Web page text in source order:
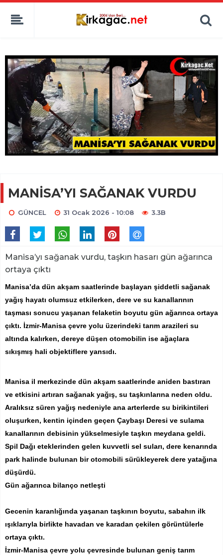
MANİSA’YI SAĞANAK VURDU
GÜNCEL 31 Ocak 2026 - 10:08 3.3B
Manisa’yı sağanak vurdu, taşkın hasarı gün ağarınca
ortaya çıktı
Manisa’da dün akşam saatlerinde başlayan şiddetli sağanak
yağış hayatı olumsuz etkilerken, dere ve su kanallarının
taşması sonucu yaşanan felaketin boyutu gün ağarınca ortaya
çıktı. İzmir-Manisa çevre yolu üzerindeki tarım arazileri su
altında kalırken, dereye düşen otomobilin ise ağaçlara
sıkışmış hali objektiflere yansıdı.
Manisa il merkezinde dün akşam saatlerinde aniden bastıran
ve etkisini artıran sağanak yağış, su taşkınlarına neden oldu.
Aralıksız süren yağış nedeniyle ana arterlerde su birikintileri
oluşurken, kentin içinden geçen Çaybaşı Deresi ve sulama
kanallarının debisinin yükselmesiyle taşkın meydana geldi.
Spil Dağı eteklerinden gelen kuvvetli sel suları, dere kenarında
park halinde bulunan bir otomobili sürükleyerek dere yatağına
düşürdü.
Gün ağarınca bilanço netleşti
Gecenin karanlığında yaşanan taşkının boyutu, sabahın ilk
ışıklarıyla birlikte havadan ve karadan çekilen görüntülerle
ortaya çıktı.
İzmir-Manisa çevre yolu çevresinde bulunan geniş tarım